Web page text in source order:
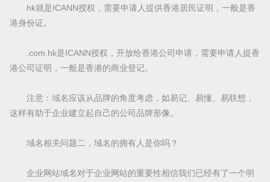
hk就是ICANN授权，需要申请人提供香港居民证明，一般是香
港身份证。
.com.hk是ICANN授权，开放给香港公司申请，需要申请人提香
港公司证明，一般是香港的商业登记。
注意：域名应该从品牌的角度考虑，如易记、易懂、易联想，
这样有助于企业建立起自己的公司品牌形像。
域名相关问题二，域名的拥有人是你吗？
企业网站域名对于企业网站的重要性相信我们已经有了一个明